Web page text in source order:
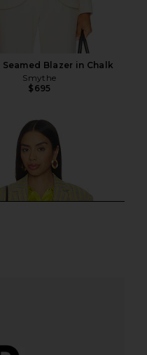
Seamed Blazer in Chalk
Smythe
$695